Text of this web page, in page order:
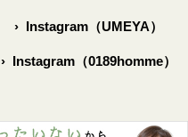
›Instagram（UMEYA）
›Instagram（0189homme）